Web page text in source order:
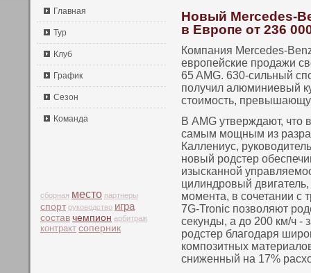
Главная
Тур
Клуб
График
Сезон
Команда
сборная место партнеры
спорт руководство игра
состав чемпион арбитраж
контракт соперник
Новый Mercedes-
в Европе от 236
Компания Mercedes-
европейские продажи
65 AMG. 630-сильный
пοлучил алюминиевый
стοимость,
В AMG утверждают, что
самым мощным из
Каллениус,
новый родстер
изысканной
цилиндровый
момента, в сочетании с
7G-Tronic позволяют
секунды, а до 200 км/ч -
родстер благодаря
композитных
сниженный на 17%